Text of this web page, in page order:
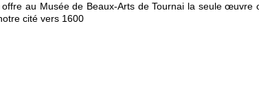
offre au Musée de Beaux-Arts de Tournai la seule
cité vers 1600